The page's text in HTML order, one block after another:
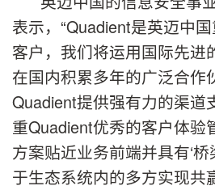
表示，“Quadient是英迈中
客户，我们将运用国际先进
在国内积累多年的广泛合作
Quadient提供强有力的渠道
重Quadient优秀的客户体验
方案贴近业务前端并具有‘桥
于生态系统内的多方实现共